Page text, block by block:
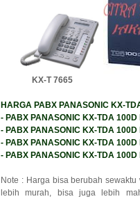
KX-T 7665
HARGA PABX PANASONIC KX-
- PABX PANASONIC KX-TDA
- PABX PANASONIC KX-TDA
- PABX PANASONIC KX-TDA
- PABX PANASONIC KX-TDA
Note : Harga bisa berubah
lebih murah, bisa juga lebih